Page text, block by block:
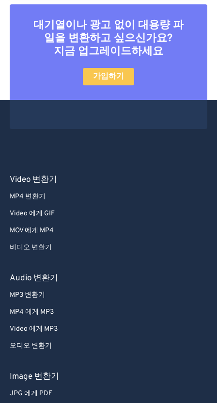
대기열이나 광고 없이 대용량 파
일을 변환하고 싶으신가요?
지금 업그레이드하세요
가입하기
Video 변환기
MP4 변환기
Video 에게 GIF
MOV 에게 MP4
비디오 변환기
Audio 변환기
MP3 변환기
MP4 에게 MP3
Video 에게 MP3
오디오 변환기
Image 변환기
JPG 에게 PDF